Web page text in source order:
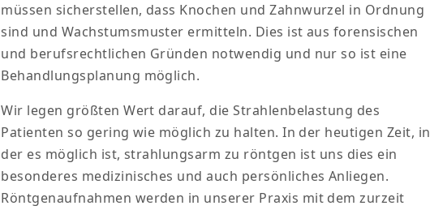
müssen sicherstellen, dass Knochen und Zahnwurzel in Ordnung
sind und Wachstumsmuster ermitteln. Dies ist aus forensischen
und berufsrechtlichen Gründen notwendig und nur so ist eine
Behandlungsplanung möglich.
Wir legen größten Wert darauf, die Strahlenbelastung des
Patienten so gering wie möglich zu halten. In der heutigen Zeit, in
der es möglich ist, strahlungsarm zu röntgen ist uns dies ein
besonderes medizinisches und auch persönliches Anliegen.
Röntgenaufnahmen werden in unserer Praxis mit dem zurzeit